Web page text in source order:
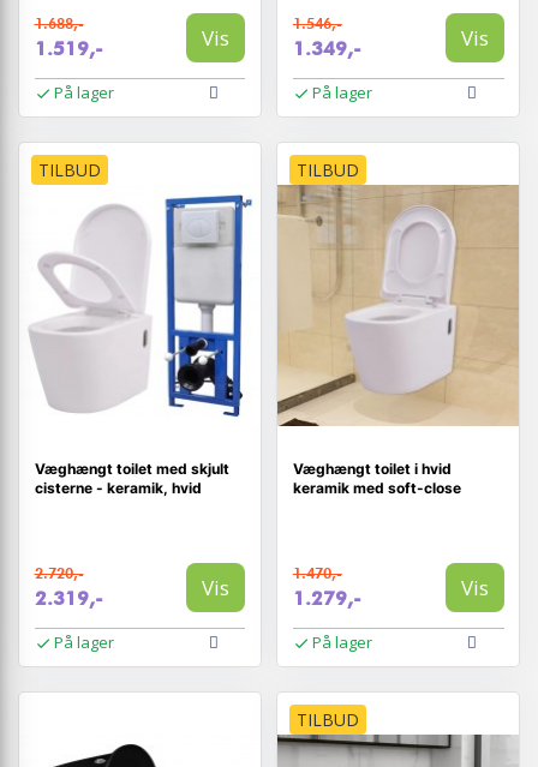
1.688,-
1.519,- Vis
På lager
1.546,-
1.349,- Vis
På lager
TILBUD
Væghængt toilet med skjult
cisterne - keramik, hvid
2.720,-
2.319,- Vis
På lager
TILBUD
Væghængt toilet i hvid
keramik med soft-close
1.470,-
1.279,- Vis
På lager
TILBUD